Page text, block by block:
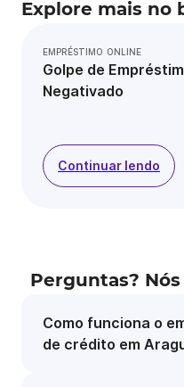
Explore mais no
EMPRÉSTIMO ONLINE
Golpe de
Negativado
Continuar lendo
Perguntas?
Como funciona o
de crédito em